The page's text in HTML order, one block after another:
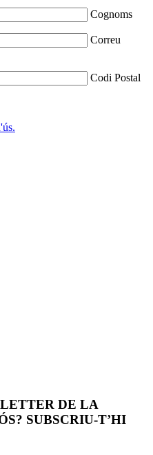
Cognoms
Correu
Codi Postal
DE LA
SUBSCRIU-T’HI